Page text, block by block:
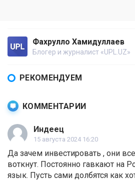
Фахрулло Хамидуллаев
Блогер и журналист «UPL.UZ»
РЕКОМЕНДУЕМ
КОММЕНТАРИИ
Индеец
15 августа 2024 16:20
Да зачем инвестировать , они
воткнут. Постоянно гавкают на
язык. Пусть сами долбятся как